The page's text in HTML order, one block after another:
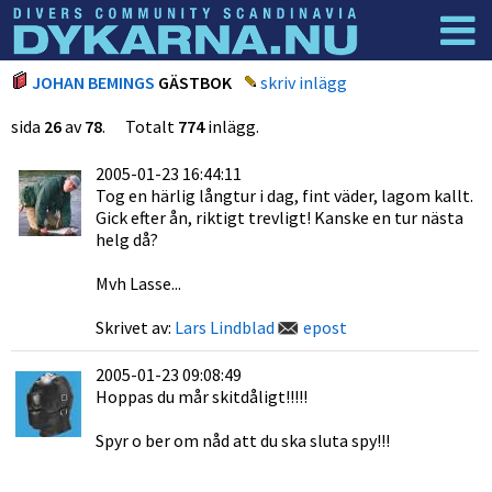
Dyknyheter
JOHAN BEMINGS GÄSTBOK
skriv inlägg
sida 26av78. Totalt 774inlägg.
2005-01-23 16:44:11
Tog en härlig långtur i dag, fint väder, lagom kallt.
Gick efter ån, riktigt trevligt! Kanske en tur nästa
helg då?
Mvh Lasse...
Skrivet av: Lars Lindblad epost
2005-01-23 09:08:49
Hoppas du mår skitdåligt!!!!!
Spyr o ber om nåd att du ska sluta spy!!!